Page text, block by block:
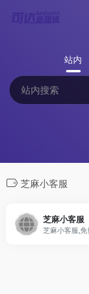
站内
芝麻小客服
芝麻小客服